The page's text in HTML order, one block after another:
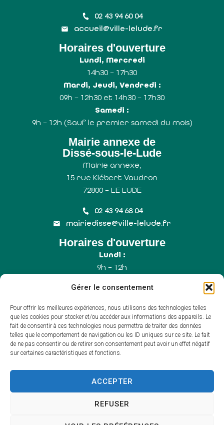
Gérer le consentement
Pour offrir les meilleures expériences, nous utilisons des technologies telles
que les cookies pour stocker et/ou accéder aux informations des appareils. Le
fait de consentir à ces technologies nous permettra de traiter des données
telles que le comportement de navigation ou les ID uniques sur ce site. Le fait
de ne pas consentir ou de retirer son consentement peut avoir un effet négatif
sur certaines caractéristiques et fonctions.
ACCEPTER
REFUSER
02 43 94 60 04
accueil@ville-lelude.fr
Horaires d'ouverture
Lundi, Mercredi
14h30 – 17h30
Mardi, Jeudi, Vendredi :
09h – 12h30 et 14h30 – 17h30
Samedi :
9h – 12h (Sauf le premier samedi du mois)
Mairie annexe de
Dissé-sous-le-Lude
Mairie annexe,
15 rue Klébert Vaudron
72800 – LE LUDE
02 43 94 68 04
mairiedisse@ville-lelude.fr
Horaires d'ouverture
Lundi :
9h – 12h
9h – 12h
Samedi :
9h – 12h (Uniquement le 1er samedi du mois)
Accessibilité
Mentions légales
Confidentialité